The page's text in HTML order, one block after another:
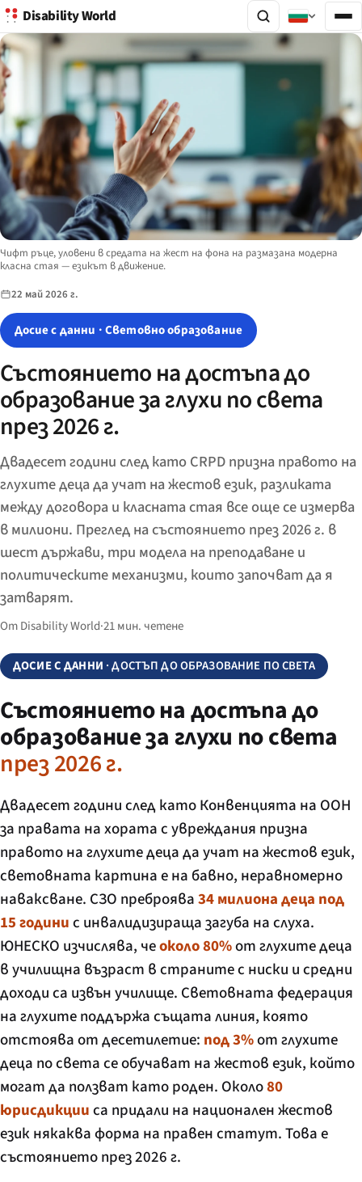
Disability World
Image description:
Чифт ръце, уловени в средата на жест на фона на размазана модерна
класна стая — езикът в движение.
22 май 2026 г.
Досие с данни · Световно образование
Състоянието на достъпа до
образование за глухи по света
през 2026 г.
Двадесет години след като CRPD призна правото на
глухите деца да учат на жестов език, разликата
между договора и класната стая все още се измерва
в милиони. Преглед на състоянието през 2026 г. в
шест държави, три модела на преподаване и
политическите механизми, които започват да я
затварят.
От Disability World·21 мин. четене
ДОСИЕ С ДАННИ · ДОСТЪП ДО ОБРАЗОВАНИЕ ПО СВЕТА
Състоянието на достъпа до
образование за глухи по света
през 2026 г.
Двадесет години след като Конвенцията на ООН
за правата на хората с увреждания призна
правото на глухите деца да учат на жестов език,
световната картина е на бавно, неравномерно
наваксване. СЗО преброява34 милиона деца под
15 годинис инвалидизираща загуба на слуха.
ЮНЕСКО изчислява, чеоколо 80%от глухите деца
в училищна възраст в страните с ниски и средни
доходи са извън училище. Световната федерация
на глухите поддържа същата линия, която
отстоява от десетилетие: под 3%от глухите
деца по света се обучават на жестов език, който
могат да ползват като роден. Около80
юрисдикцииса придали на национален жестов
език някаква форма на правен статут. Това е
състоянието през 2026 г.